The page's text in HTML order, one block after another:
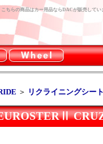
ちらの商品はカー用品ならDACが販売してい
＞ リクライニングシー